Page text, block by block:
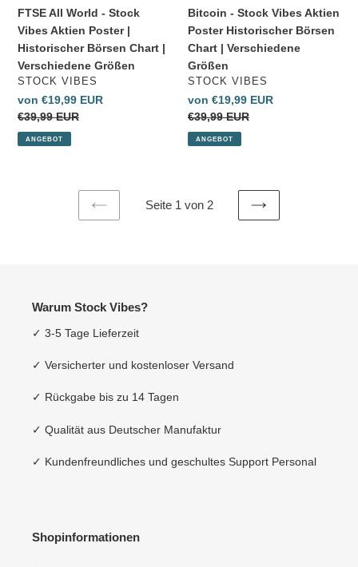
Poster
|
Historischer
Börsen
Chart
|
Verschiedene
Größen
FTSE All World - Stock
Vibes Aktien Poster |
Historischer Börsen Chart |
Verschiedene Größen
VERKÄUFER
STOCK VIBES
Sonderpreis
von €19,99 EUR
Normaler
Preis
€39,99 EUR
ANGEBOT
Börsen
Chart
|
Verschiedene
Größen
Bitcoin - Stock Vibes Aktien
Poster Historischer Börsen
Chart | Verschiedene
Größen
VERKÄUFER
STOCK VIBES
Sonderpreis
von €19,99 EUR
Normaler
Preis
€39,99 EUR
ANGEBOT
VORHERIGE
Seite 1 von 2
NÄCHSTE
Warum Stock Vibes?
✓ 3-5 Tage Lieferzeit
✓ Versicherter und kostenloser Versand
✓ Rückgabe bis zu 14 Tagen
✓ Qualität aus Deutscher Manufaktur
✓ Kundenfreundliches und geschultes Support Personal
Shopinformationen